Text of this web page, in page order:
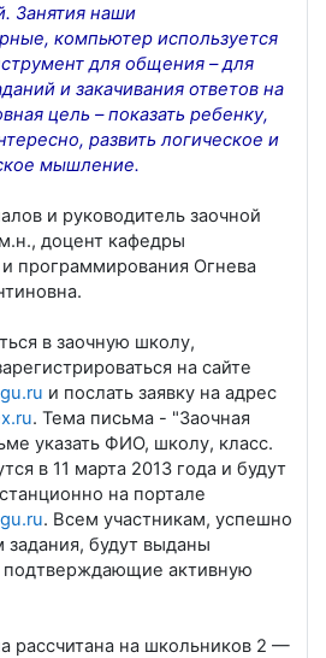
Занятия наши
компьютер используется
для общения – для
и закачивания ответов на
цель – показать ребенку,
развить логическое и
мышление.
и руководитель заочной
доцент кафедры
программирования Огнева
в заочную школу,
на сайте
и послать заявку на адрес
. Тема письма - "Заочная
указать ФИО, школу, класс.
в 11 марта 2013 года и будут
на портале
. Всем участникам, успешно
будут выданы
подтверждающие активную
рассчитана на школьников 2 —